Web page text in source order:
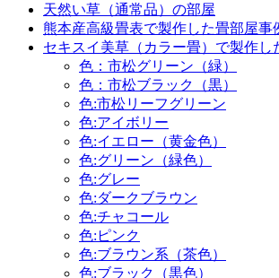
天然い草（通常品）の部屋
熊本産高級畳表で製作した畳部屋事
セキスイ美草（カラー畳）で製作し
色：市松グリーン（緑）
色：市松ブラック（黒）
色:市松リーフグリーン
色:アイボリー
色:イエロー（黄金色）
色:グリーン（緑色）
色:グレー
色:ダークブラウン
色:チャコール
色:ピンク
色:ブラウン系（茶色）
色:ブラック（黒色）